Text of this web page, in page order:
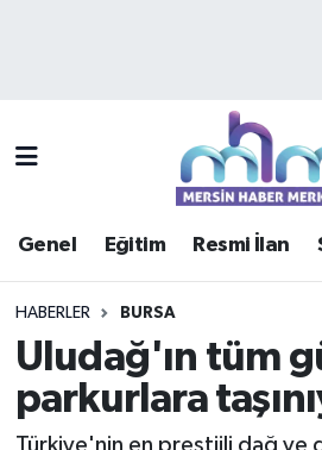
Genel Eğitim Resmi İlan
HABERLER BURSA
Uludağ'ın tüm
parkurlara
Türkiye'nin en prestijli dağ ve
Güncel
Mersin Trafik Yoğunluk
Süper Lig Puan Durumu ve
Haber Arşivi